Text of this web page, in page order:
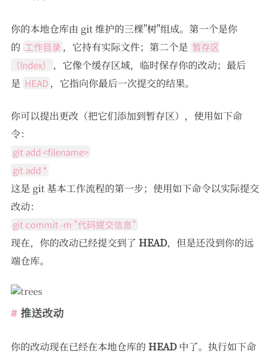
你的本地仓库由 git 维护的三棵"树"组成。第一个是你
的 工作目录 ，它持有实际文件；第二个是 暂存区
（Index）
，它像个缓存区域，临时保存你的改动；最后
是 HEAD，它指向你最后一次提交的结果。
你可以提出更改（把它们添加到暂存区），使用如下命
令：
git add <filename>
git add *
这是 git 基本工作流程的第一步；使用如下命令以实际提交
改动：
git commit -m "代码提交信息"
现在，你的改动已经提交到了 HEAD，但是还没到你的远
端仓库。
推送改动
你的改动现在已经在本地仓库的 HEAD中了。执行如下命